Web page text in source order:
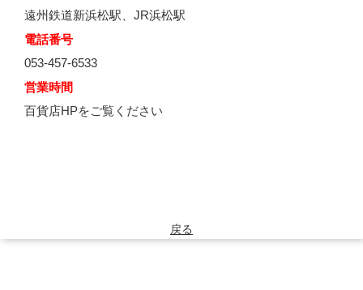
遠州鉄道新浜松駅、JR浜松駅
電話番号
053-457-6533
営業時間
百貨店HPをご覧ください
戻る